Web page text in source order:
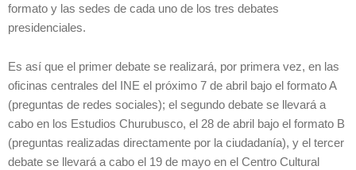
formato y las sedes de cada uno de los tres debates
presidenciales.
Es así que el primer debate se realizará, por primera vez, en las
oficinas centrales del INE el próximo 7 de abril bajo el formato A
(preguntas de redes sociales); el segundo debate se llevará a
cabo en los Estudios Churubusco, el 28 de abril bajo el formato B
(preguntas realizadas directamente por la ciudadanía), y el tercer
debate se llevará a cabo el 19 de mayo en el Centro Cultural